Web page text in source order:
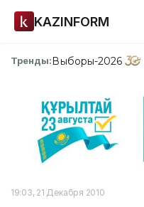
KAZINFORM
Тренды:Выборы-2026
19:03, 21 Декабря 2010